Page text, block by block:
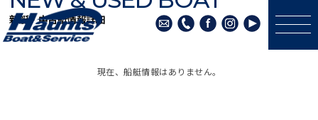
新艇・中古艇情報詳細
現在、船艇情報はありません。